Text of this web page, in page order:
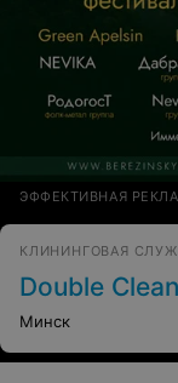
ЭФФЕКТИВНАЯ
КЛИНИНГОВАЯ
Double
Минск